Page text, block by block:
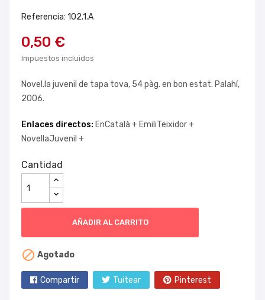
Referencia: 102.1.A
0,50 €
Impuestos incluidos
Novel.la juvenil de tapa tova, 54 pàg. en bon estat. Palahí,
2006.
Enlaces directos: EnCatalà + EmiliTeixidor +
NovellaJuvenil +
Cantidad
AÑADIR AL CARRITO
 Agotado
Compartir Tuitear Pinterest